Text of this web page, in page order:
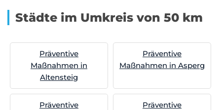
Städte im Umkreis von 50 km
Präventive
Maßnahmen in
Altensteig
Präventive
Maßnahmen in Asperg
Präventive
Präventive